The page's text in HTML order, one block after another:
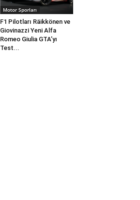
Motor Sporları
F1 Pilotları Räikkönen ve
Giovinazzi Yeni Alfa
Romeo Giulia GTA’yı
Test...